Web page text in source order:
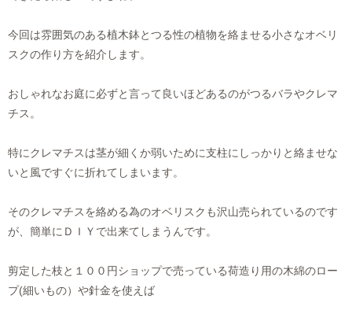
今回は雰囲気のある植木鉢とつる性の植物を絡ませる小さなオベリ
スクの作り方を紹介します。
おしゃれなお庭に必ずと言って良いほどあるのがつるバラやクレマ
チス。
特にクレマチスは茎が細くか弱いために支柱にしっかりと絡ませな
いと風ですぐに折れてしまいます。
そのクレマチスを絡める為のオベリスクも沢山売られているのです
が、簡単にＤＩＹで出来てしまうんです。
剪定した枝と１００円ショップで売っている荷造り用の木綿のロー
プ(細いもの）や針金を使えば